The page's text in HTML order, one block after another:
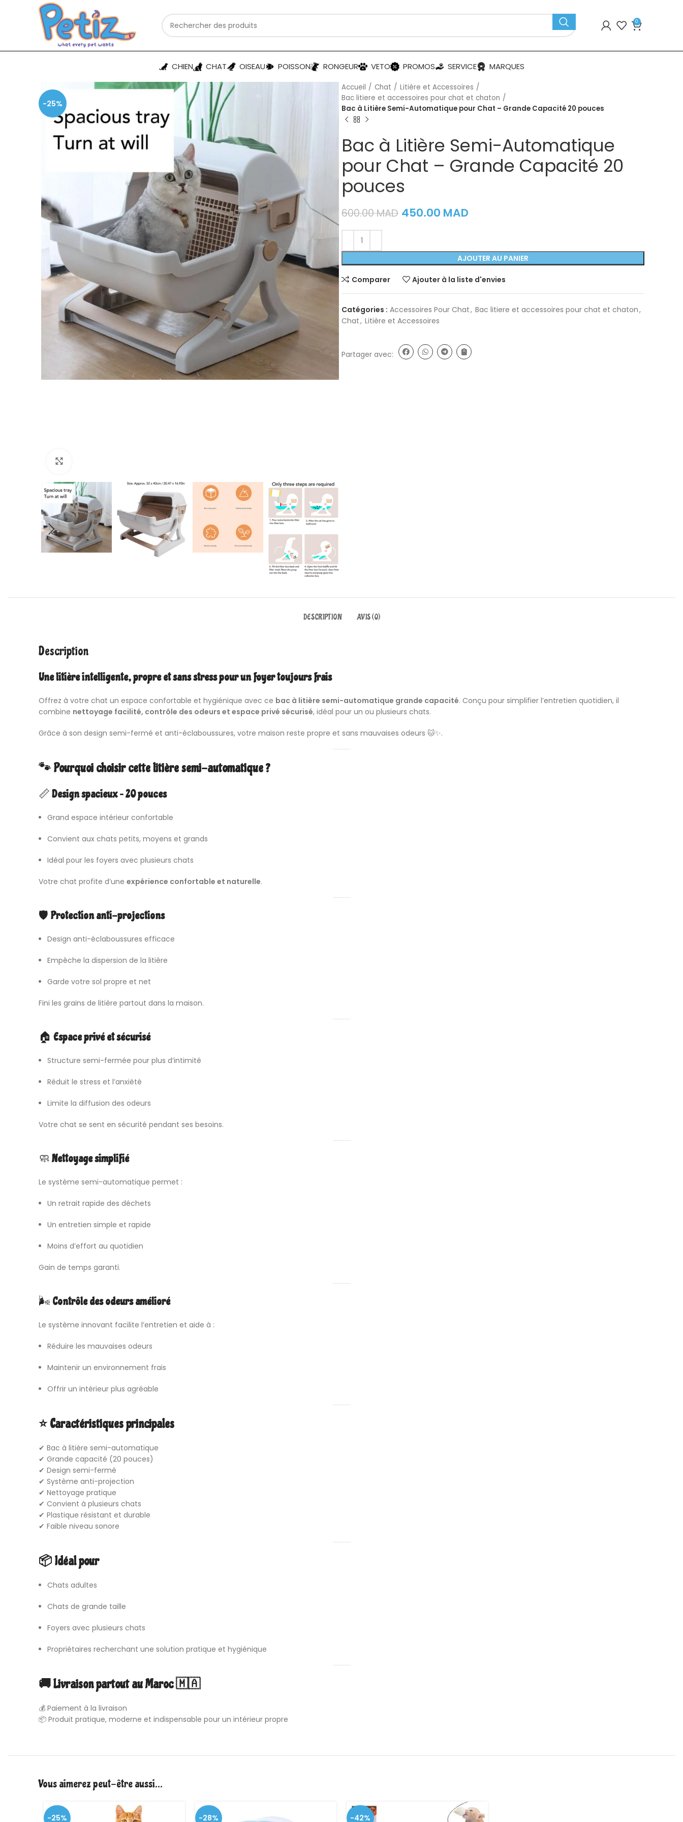
0
CHIEN CHAT OISEAU POISSON RONGEUR VETO PROMOS SERVICE MARQUES
-25%
Accueil Chat
Litière et Accessoires
Bac litiere et accessoires pour chat et chaton
Bac à Litière Semi-Automatique pour Chat – Grande Capacité 20 pouces
Bac à Litière Semi-Automatique
pour Chat – Grande Capacité 20
pouces
600.00MAD 450.00 MAD
AJOUTER AU PANIER
Comparer Ajouter à la liste d'envies
Catégories : Accessoires Pour Chat, Bac litiere et accessoires pour chat et chaton,
Chat, Litière et Accessoires
Partager avec:
DESCRIPTION AVIS (0)
Description
Une litière intelligente, propre et sans stress pour un foyer toujours frais
Offrez à votre chat un espace confortable et hygiénique avec ce bac à litière semi-automatique grande capacité. Conçu pour simplifier l’entretien quotidien, il
combine nettoyage facilité, contrôle des odeurs et espace privé sécurisé, idéal pour un ou plusieurs chats.
Grâce à son design semi-fermé et anti-éclaboussures, votre maison reste propre et sans mauvaises odeurs 🐱✨.
🐾 Pourquoi choisir cette litière semi-automatique ?
📏Design spacieux – 20 pouces
Grand espace intérieur confortable
Convient aux chats petits, moyens et grands
Idéal pour les foyers avec plusieurs chats
Votre chat profite d’une expérience confortable et naturelle.
🛡 Protection anti-projections
Design anti-éclaboussures efficace
Empêche la dispersion de la litière
Garde votre sol propre et net
Fini les grains de litière partout dans la maison.
🏠 Espace privé et sécurisé
Structure semi-fermée pour plus d’intimité
Réduit le stress et l’anxiété
Limite la diffusion des odeurs
Votre chat se sent en sécurité pendant ses besoins.
🧼Nettoyage simplifié
Le système semi-automatique permet :
Un retrait rapide des déchets
Un entretien simple et rapide
Moins d’effort au quotidien
Gain de temps garanti.
🌬Contrôle des odeurs amélioré
Le système innovant facilite l’entretien et aide à :
Réduire les mauvaises odeurs
Maintenir un environnement frais
Offrir un intérieur plus agréable
⭐ Caractéristiques principales
✔ Bac à litière semi-automatique
✔ Grande capacité (20 pouces)
✔ Design semi-fermé
✔ Système anti-projection
✔ Nettoyage pratique
✔ Convient à plusieurs chats
✔ Plastique résistant et durable
✔ Faible niveau sonore
📦 Idéal pour
Chats adultes
Chats de grande taille
Foyers avec plusieurs chats
Propriétaires recherchant une solution pratique et hygiénique
🚚 Livraison partout au Maroc 🇲🇦
💰 Paiement à la livraison
📦 Produit pratique, moderne et indispensable pour un intérieur propre
Vous aimerez peut-être aussi…
-25% -28% -42%